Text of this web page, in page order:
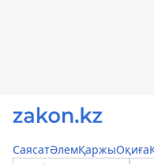
СаясатӘлемҚаржыОқиға